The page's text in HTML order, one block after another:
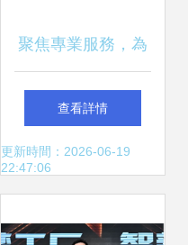
聚焦專業服務，為
您打造大宜昌商業
化式慶典盛宴
查看詳情
更新時間：2026-06-19
22:47:06